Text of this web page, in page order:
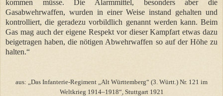
kommen müsse. Die Alarmmittel, besonders aber die
Gasabwehrwaffen, wurden in einer Weise instand gehalten und
kontrolliert, die geradezu vorbildlich genannt werden kann. Beim
Gas mag auch der eigene Respekt vor dieser Kampfart etwas dazu
beigetragen haben, die nötigen Abwehrwaffen so auf der Höhe zu
halten.“
aus: „Das Infanterie-Regiment „Alt Württemberg“ (3. Württ.) Nr. 121 im
Weltkrieg 1914–1918“ׅ, Stuttgart 1921